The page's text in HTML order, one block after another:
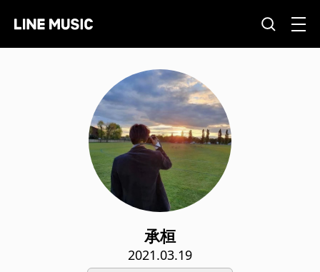
承桓
2021.03.19